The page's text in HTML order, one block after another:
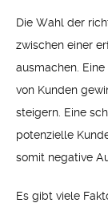
Die Wahl der
zwischen einer
ausmachen.
von Kunden
steigern. Eine
potenzielle
somit negative
Es gibt viele